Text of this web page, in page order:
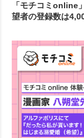
「モチコミonline
望者の登録数は